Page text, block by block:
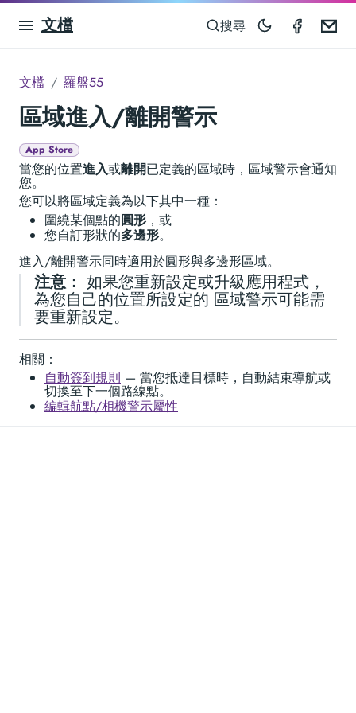
文檔 搜尋
文檔 羅盤55
區域進入/離開警示
App Store
當您的位置進入或離開已定義的區域時，區域警示會通知
您。
您可以將區域定義為以下其中一種：
圍繞某個點的圓形 ，或
您自訂形狀的多邊形。
進入/離開警示同時適用於圓形與多邊形區域。
注意： 如果您重新設定或升級應用程式，
為您自己的位置所設定的 區域警示可能需
要重新設定。
相關：
自動簽到規則 — 當您抵達目標時，自動結束導航或
切換至下一個路線點。
編輯航點/相機警示屬性